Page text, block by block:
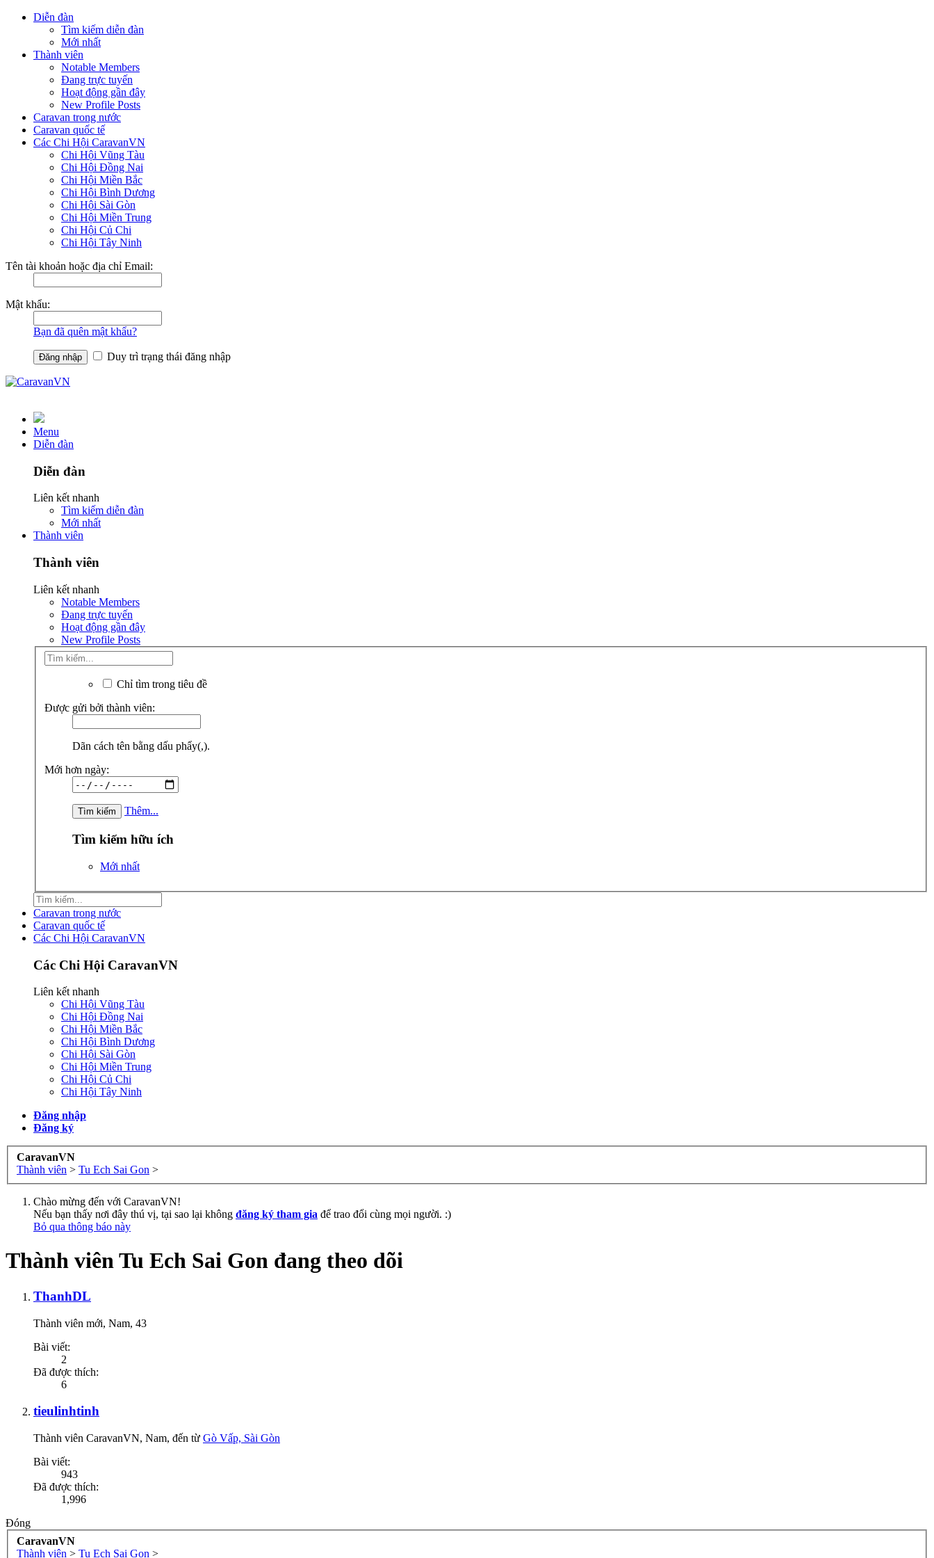
Diễn đàn
Tìm kiếm diễn đàn
Mới nhất
Thành viên
Notable Members
Đang trực tuyến
Hoạt động gần đây
New Profile Posts
Caravan trong nước
Caravan quốc tế
Các Chi Hội CaravanVN
Chi Hội Vũng Tàu
Chi Hội Đồng Nai
Chi Hội Miền Bắc
Chi Hội Bình Dương
Chi Hội Sài Gòn
Chi Hội Miền Trung
Chi Hội Củ Chi
Chi Hội Tây Ninh
Tên tài khoản hoặc địa chỉ Email:
Mật khẩu:
Bạn đã quên mật khẩu?
Duy trì trạng thái đăng nhập
Menu
Diễn đàn
Diễn đàn
Liên kết nhanh
Tìm kiếm diễn đàn
Mới nhất
Thành viên
Thành viên
Liên kết nhanh
Notable Members
Đang trực tuyến
Hoạt động gần đây
New Profile Posts
Chỉ tìm trong tiêu đề
Được gửi bởi thành viên:
Dãn cách tên bằng dấu phẩy(,).
Mới hơn ngày:
Thêm...
Tìm kiếm hữu ích
Mới nhất
Caravan trong nước
Caravan quốc tế
Các Chi Hội CaravanVN
Các Chi Hội CaravanVN
Liên kết nhanh
Chi Hội Vũng Tàu
Chi Hội Đồng Nai
Chi Hội Miền Bắc
Chi Hội Bình Dương
Chi Hội Sài Gòn
Chi Hội Miền Trung
Chi Hội Củ Chi
Chi Hội Tây Ninh
Đăng nhập
Đăng ký
CaravanVN
Thành viên > Tu Ech Sai Gon >
Chào mừng đến với CaravanVN!
Nếu bạn thấy nơi đây thú vị, tại sao lại không đăng ký tham gia để trao đổi cùng mọi người. :)
Bỏ qua thông báo này
Thành viên Tu Ech Sai Gon đang theo dõi
ThanhDL
Thành viên mới, Nam, 43
Bài viết:
2
Đã được thích:
6
tieulinhtinh
Thành viên CaravanVN, Nam, đến từ Gò Vấp, Sài Gòn
Bài viết:
943
Đã được thích:
1,996
Đóng
CaravanVN
Thành viên > Tu Ech Sai Gon >